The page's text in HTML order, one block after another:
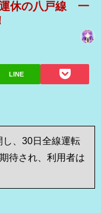
運休の八戸線 一
LINE
、30日全線運転
待され、利用者は